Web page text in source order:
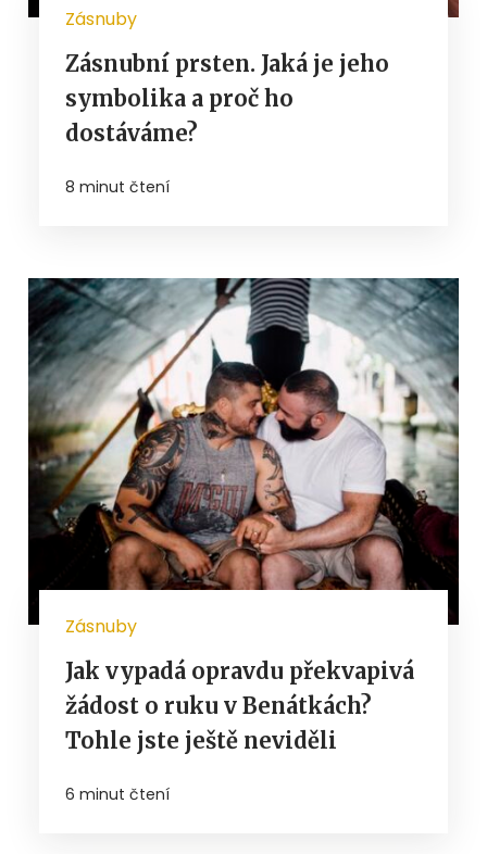
Zásnuby
Zásnubní prsten. Jaká je jeho
symbolika a proč ho
dostáváme?
8 minut čtení
Zásnuby
Jak vypadá opravdu překvapivá
žádost o ruku v Benátkách?
Tohle jste ještě neviděli
6 minut čtení